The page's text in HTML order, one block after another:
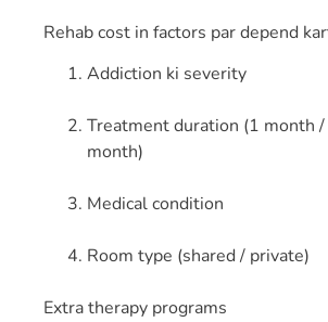
Rehab cost in factors par depend
Addiction ki severity
Treatment duration (1 month
month)
Medical condition
Room type (shared / private)
Extra therapy programs